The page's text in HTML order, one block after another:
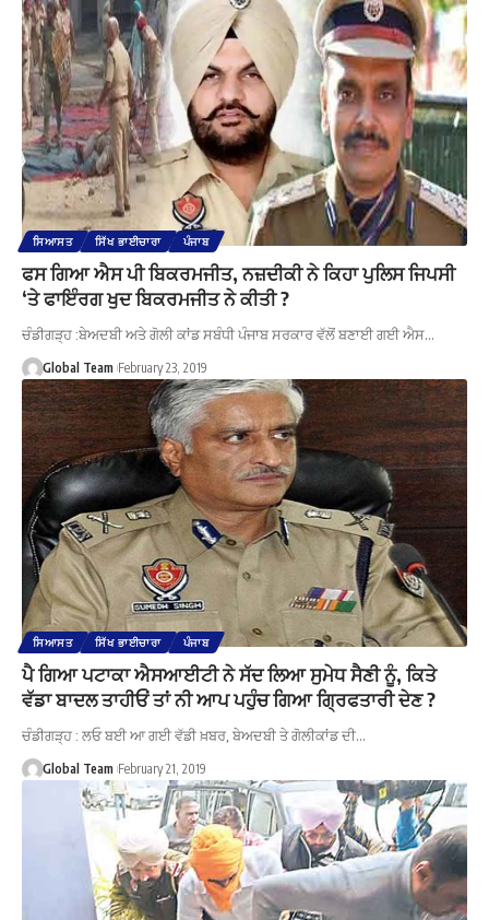
ਸਿਆਸਤ ਸਿੱਖ ਭਾਈਚਾਰਾ ਪੰਜਾਬ
ਫਸ ਗਿਆ ਐਸ ਪੀ ਬਿਕਰਮਜੀਤ, ਨਜ਼ਦੀਕੀ ਨੇ ਕਿਹਾ ਪੁਲਿਸ ਜਿਪਸੀ
‘ਤੇ ਫਾਇੰਰਗ ਖੁਦ ਬਿਕਰਮਜੀਤ ਨੇ ਕੀਤੀ ?
ਚੰਡੀਗੜ੍ਹ :ਬੇਅਦਬੀ ਅਤੇ ਗੋਲੀ ਕਾਂਡ ਸਬੰਧੀ ਪੰਜਾਬ ਸਰਕਾਰ ਵੱਲੋਂ ਬਣਾਈ ਗਈ ਐਸ…
Global Team February 23, 2019
ਸਿਆਸਤ ਸਿੱਖ ਭਾਈਚਾਰਾ ਪੰਜਾਬ
ਪੈ ਗਿਆ ਪਟਾਕਾ ਐਸਆਈਟੀ ਨੇ ਸੱਦ ਲਿਆ ਸੁਮੇਧ ਸੈਣੀ ਨੂੰ, ਕਿਤੇ
ਵੱਡਾ ਬਾਦਲ ਤਾਹੀਓਂ ਤਾਂ ਨੀ ਆਪ ਪਹੁੰਚ ਗਿਆ ਗ੍ਰਿਫਤਾਰੀ ਦੇਣ ?
ਚੰਡੀਗੜ੍ਹ : ਲਓ ਬਈ ਆ ਗਈ ਵੱਡੀ ਖ਼ਬਰ, ਬੇਅਦਬੀ ਤੇ ਗੋਲੀਕਾਂਡ ਦੀ…
Global Team February 21, 2019